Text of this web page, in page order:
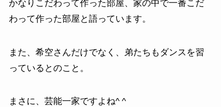
かなりこだわって作った部屋、家の中で一番こだ
わって作った部屋と語っています。
また、希空さんだけでなく、弟たちもダンスを習
っているとのこと。
まさに、芸能一家ですよね^ ^